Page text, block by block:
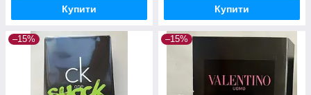
Купити Купити
–15% –15%